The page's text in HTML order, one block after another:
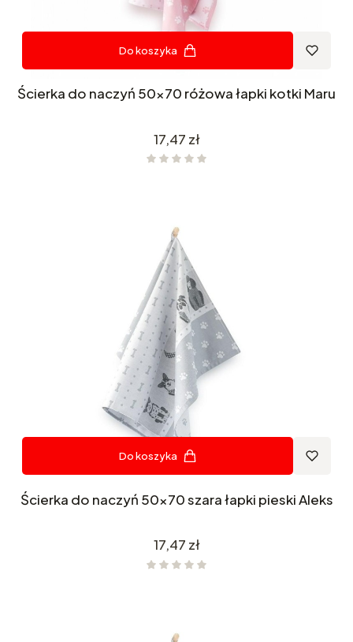
Do koszyka
Ścierka do naczyń 50x70 różowa łapki kotki Maru
Cena
17,47 zł
Do koszyka
Ścierka do naczyń 50x70 szara łapki pieski Aleks
Cena
17,47 zł